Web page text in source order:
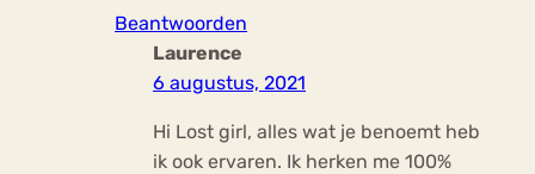
Beantwoorden
Laurence
6 augustus, 2021
Hi Lost girl, alles wat je benoemt heb
ik ook ervaren. Ik herken me 100%